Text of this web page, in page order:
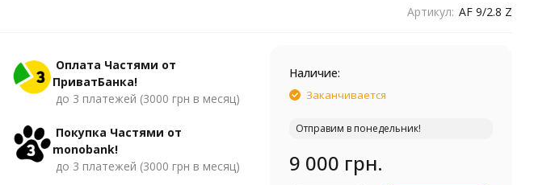
Артикул: AF 9/2.8 Z
Оплата Частями от
ПриватБанка!
до 3 платежей (3000 грн в месяц)
Покупка Частями от
monobank!
до 3 платежей (3000 грн в месяц)
Наличие:
Заканчивается
Отправим в понедельник!
9 000 грн.